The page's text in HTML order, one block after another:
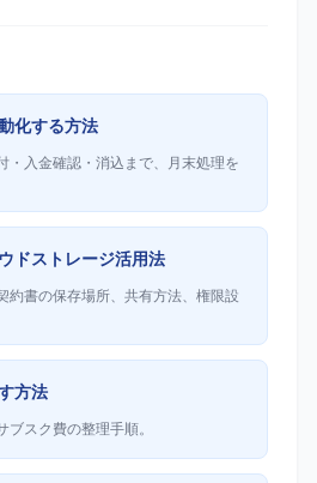
化する方法
・入金確認・消込まで、月末処理を
ドストレージ活用法
約書の保存場所、共有方法、権限設
方法
スク費の整理手順。